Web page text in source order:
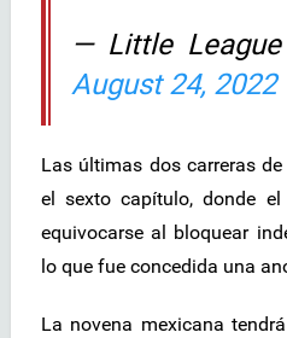
— Little League
August 24, 2022
Las últimas dos carreras
el sexto capítulo, donde
equivocarse al bloquear
lo que fue concedida una
La novena mexicana